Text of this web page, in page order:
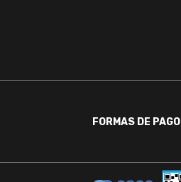
FORMAS DE PAGO